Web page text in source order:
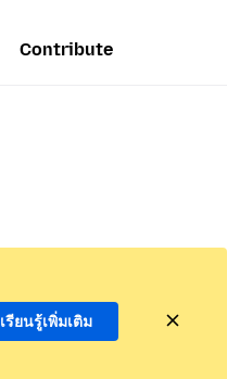
Contribute
เรียนรู้เพิ่มเติม